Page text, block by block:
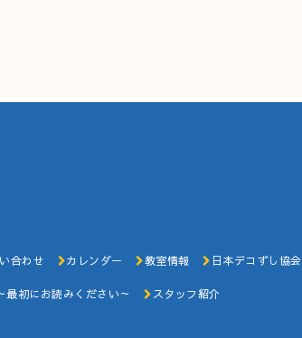
合わせ カレンダー 教室情報 日本デコずし協会
初にお読みください～ スタッフ紹介